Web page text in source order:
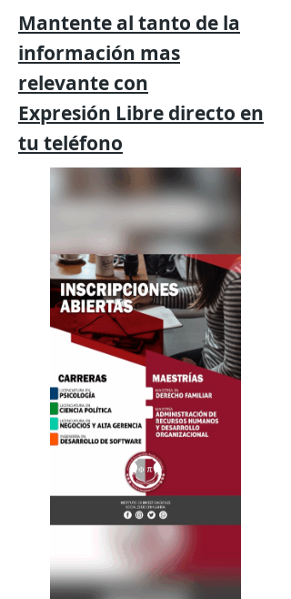
Mantente al tanto de la
información mas
relevante con
Expresión Libre directo en
tu teléfono